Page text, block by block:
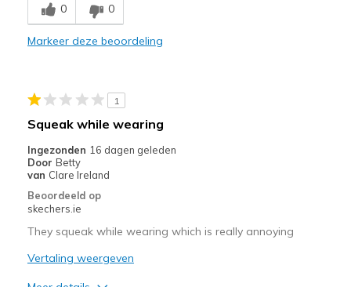
Stylish
Travel
Width
Feels true to width
Sizing
View On Shoes
0 0
Markeer deze beoordeling
1
Squeak while wearing
Ingezonden 16 dagen geleden
Door Betty
van Clare Ireland
Beoordeeld op
skechers.ie
They squeak while wearing which is really annoying
Vertaling weergeven